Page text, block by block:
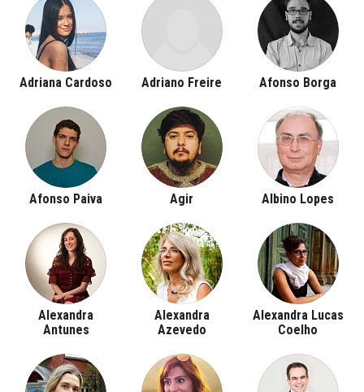
Adriana Cardoso Adriano Freire Afonso Borga
Afonso Paiva Agir Albino Lopes
Alexandra
Antunes
Alexandra
Azevedo
Alexandra Lucas
Coelho